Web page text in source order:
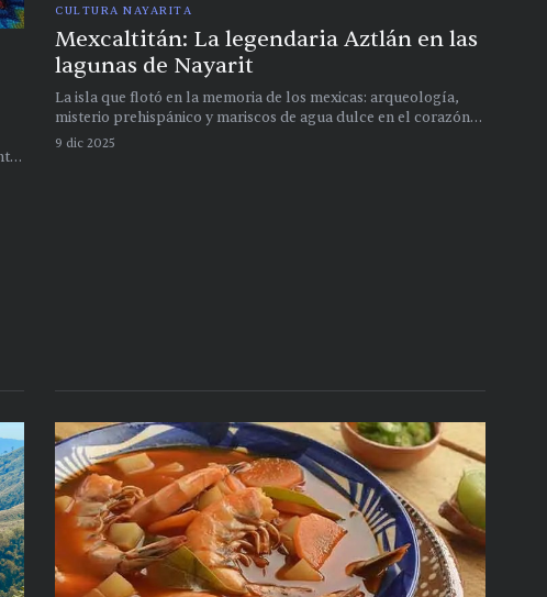
CULTURA NAYARITA
Mexcaltitán: La legendaria Aztlán en las
lagunas de Nayarit
La isla que flotó en la memoria de los mexicas: arqueología,
misterio prehispánico y mariscos de agua dulce en el corazón
de Nayarit
9 dic 2025